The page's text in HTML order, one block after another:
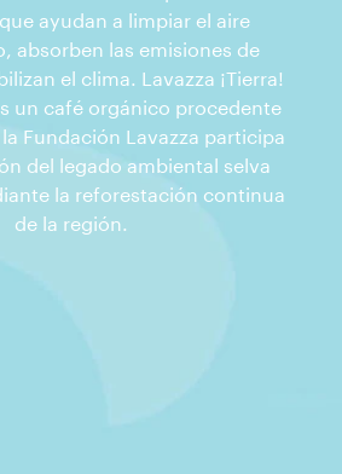
ayudan a limpiar el aire
absorben las emisiones de
el clima. Lavazza ¡Tierra!
un café orgánico procedente
Fundación Lavazza participa
del legado ambiental selva
la reforestación continua
de la región.